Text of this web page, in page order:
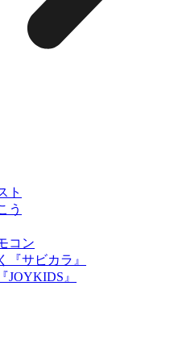
ト
う
コン
『サビカラ』
JOYKIDS』